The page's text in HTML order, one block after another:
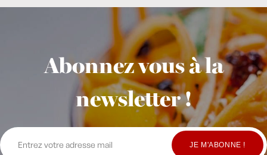
Abonnez vous à la
newsletter !